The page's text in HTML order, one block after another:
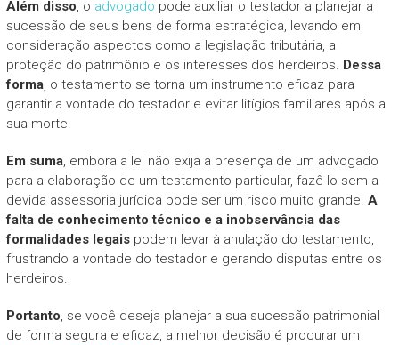
Além disso, o advogado pode auxiliar o testador a planejar a
sucessão de seus bens de forma estratégica, levando em
consideração aspectos como a legislação tributária, a
proteção do patrimônio e os interesses dos herdeiros. Dessa
forma, o testamento se torna um instrumento eficaz para
garantir a vontade do testador e evitar litígios familiares após a
sua morte.
Em suma, embora a lei não exija a presença de um advogado
para a elaboração de um testamento particular, fazê-lo sem a
devida assessoria jurídica pode ser um risco muito grande. A
falta de conhecimento técnico e a inobservância das
formalidades legaispodem levar à anulação do testamento,
frustrando a vontade do testador e gerando disputas entre os
herdeiros.
Portanto, se você deseja planejar a sua sucessão patrimonial
de forma segura e eficaz, a melhor decisão é procurar um